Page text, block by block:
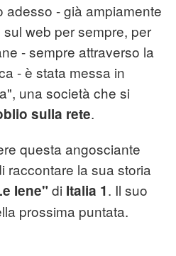
adesso - già ampiamente
web per sempre, per
- sempre attraverso la
- è stata messa in
una società che si
sulla rete.
questa angosciante
raccontare la sua storia
Iene" di Italia 1. Il suo
prossima puntata.